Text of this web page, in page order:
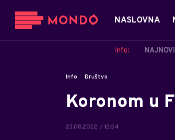
NASLOVNA
Info:
Info Društvo
Koronom u
23.08.2022. / 12:54